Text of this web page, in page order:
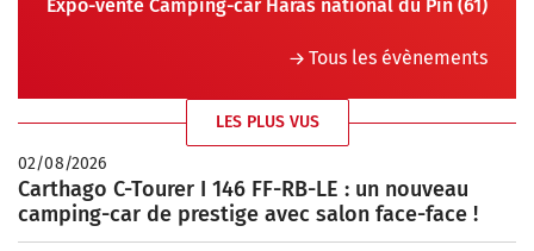
Expo-vente Camping-car Haras national du Pin (61)
Tous les évènements
LES PLUS VUS
02/08/2026
Carthago C-Tourer I 146 FF-RB-LE : un nouveau
camping-car de prestige avec salon face-face !